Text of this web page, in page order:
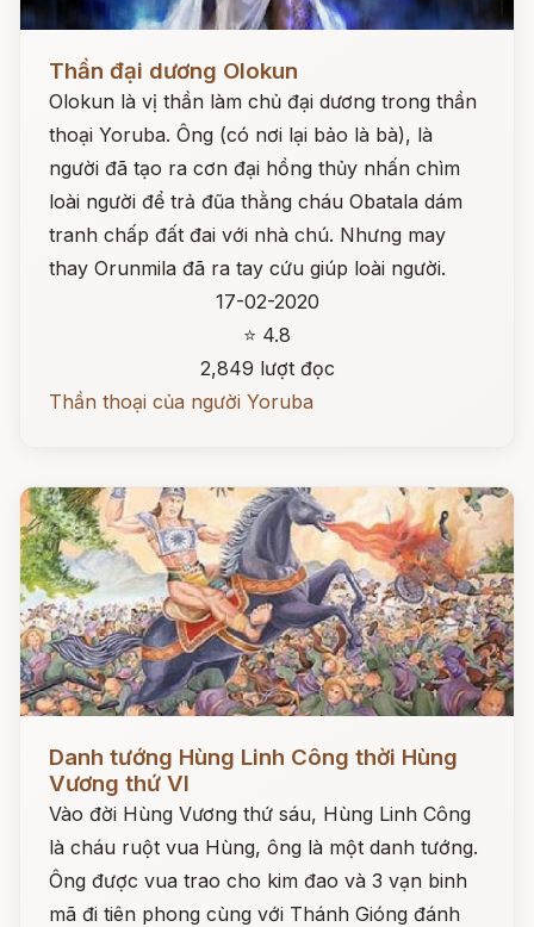
Đọc ngay
Thần đại dương Olokun
Olokun là vị thần làm chủ đại dương trong thần
thoại Yoruba. Ông (có nơi lại bảo là bà), là
người đã tạo ra cơn đại hồng thủy nhấn chìm
loài người để trả đũa thằng cháu Obatala dám
tranh chấp đất đai với nhà chú. Nhưng may
thay Orunmila đã ra tay cứu giúp loài người.
17-02-2020
⭐ 4.8
2,849 lượt đọc
Thần thoại của người Yoruba
Danh tướng Hùng Linh Công thời Hùng
Vương thứ VI
Vào đời Hùng Vương thứ sáu, Hùng Linh Công
là cháu ruột vua Hùng, ông là một danh tướng.
Ông được vua trao cho kim đao và 3 vạn binh
mã đi tiên phong cùng với Thánh Gióng đánh